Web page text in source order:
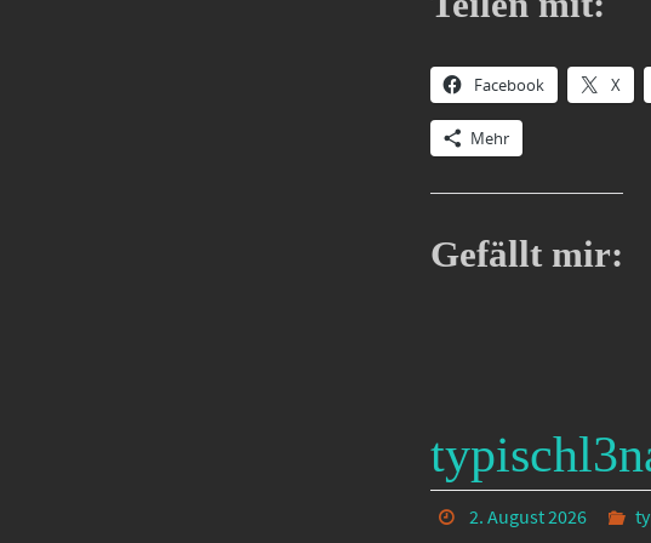
Facebook X
Mehr
Gefällt mir:
2. August 2026